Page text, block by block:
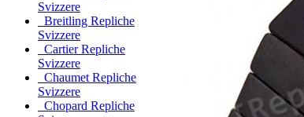
Svizzere
Breitling Repliche
Svizzere
Cartier Repliche
Svizzere
Chaumet Repliche
Svizzere
Chopard Repliche